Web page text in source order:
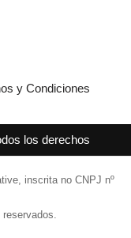
y Condiciones
los derechos
inscrita no CNPJ nº